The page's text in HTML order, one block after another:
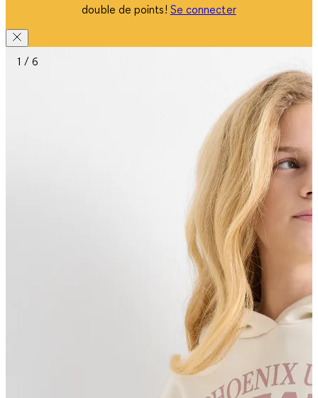
double de points! Se connecter
1 / 6